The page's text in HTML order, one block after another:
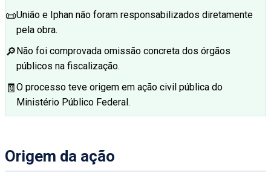
📜União e Iphan não foram responsabilizados diretamente
pela obra.
🔎Não foi comprovada omissão concreta dos órgãos
públicos na fiscalização.
🧾O processo teve origem em ação civil pública do
Ministério Público Federal.
Origem da ação